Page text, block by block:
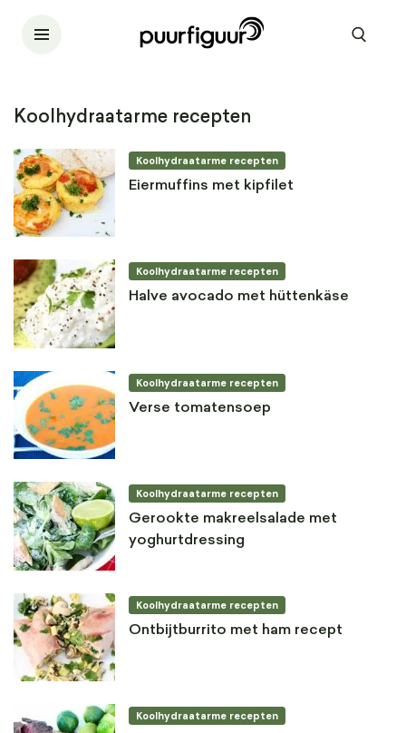
Koolhydraatarme recepten
Koolhydraatarme recepten
Eiermuffins met kipfilet
Koolhydraatarme recepten
Halve avocado met hüttenkäse
Koolhydraatarme recepten
Verse tomatensoep
Koolhydraatarme recepten
Gerookte makreelsalade met
yoghurtdressing
Koolhydraatarme recepten
Ontbijtburrito met ham recept
Koolhydraatarme recepten